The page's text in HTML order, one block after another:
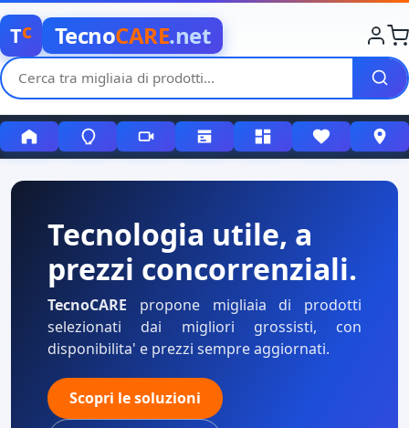
Tc TecnoCARE.net
Tecnologia utile, a
prezzi concorrenziali.
TecnoCARE propone migliaia di prodotti
selezionati dai migliori grossisti, con
disponibilita' e prezzi sempre aggiornati.
Scopri le soluzioni